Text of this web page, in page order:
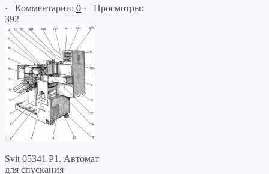
· Комментарии: 0 · Просмотры:
392
Svit 05341 Р1. Автомат
для спускания